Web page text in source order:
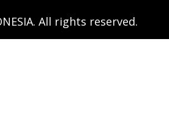
All rights reserved.